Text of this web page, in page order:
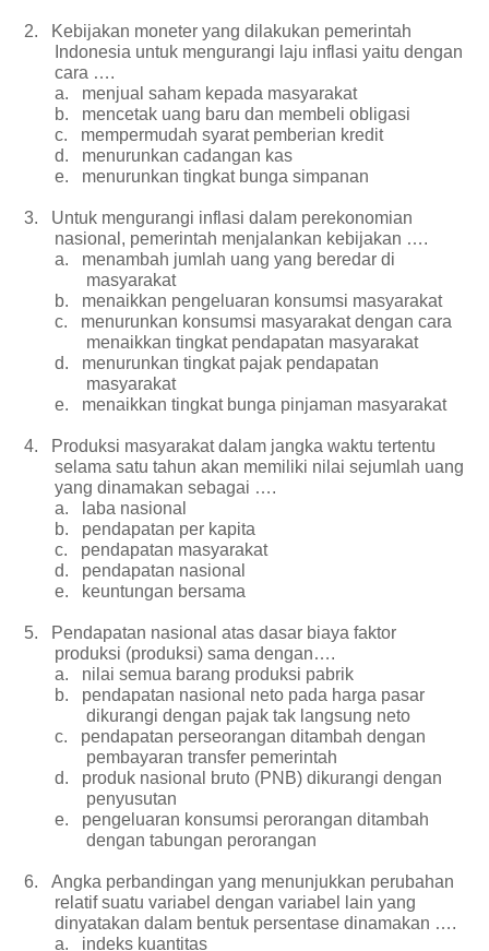
2.
Kebijakan moneter yang dilakukan pemerintah
Indonesia untuk mengurangi laju inflasi yaitu dengan
cara ….
a.
menjual saham kepada masyarakat
b.
mencetak uang baru dan membeli obligasi
c.
mempermudah syarat pemberian kredit
d.
menurunkan cadangan kas
e.
menurunkan tingkat bunga simpanan
3.
Untuk mengurangi inflasi dalam perekonomian
nasional, pemerintah menjalankan kebijakan ….
a.
menambah jumlah uang yang beredar di
masyarakat
b.
menaikkan pengeluaran konsumsi masyarakat
c.
menurunkan konsumsi masyarakat dengan cara
menaikkan tingkat pendapatan masyarakat
d.
menurunkan tingkat pajak pendapatan
masyarakat
e.
menaikkan tingkat bunga pinjaman masyarakat
4.
Produksi masyarakat dalam jangka waktu tertentu
selama satu tahun akan memiliki nilai sejumlah uang
yang dinamakan sebagai ….
a.
laba nasional
b.
pendapatan per kapita
c.
pendapatan masyarakat
d.
pendapatan nasional
e.
keuntungan bersama
5.
Pendapatan nasional atas dasar biaya faktor
produksi (produksi) sama dengan….
a.
nilai semua barang produksi pabrik
b.
pendapatan nasional neto pada harga pasar
dikurangi dengan pajak tak langsung neto
c.
pendapatan perseorangan ditambah dengan
pembayaran transfer pemerintah
d.
produk nasional bruto (PNB) dikurangi dengan
penyusutan
e.
pengeluaran konsumsi perorangan ditambah
dengan tabungan perorangan
6.
Angka perbandingan yang menunjukkan perubahan
relatif suatu variabel dengan variabel lain yang
dinyatakan dalam bentuk persentase dinamakan ….
a.
indeks kuantitas